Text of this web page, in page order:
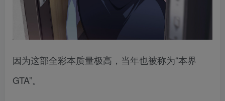
因为这部全彩本质量极高，当年也被称为“本界
GTA”。